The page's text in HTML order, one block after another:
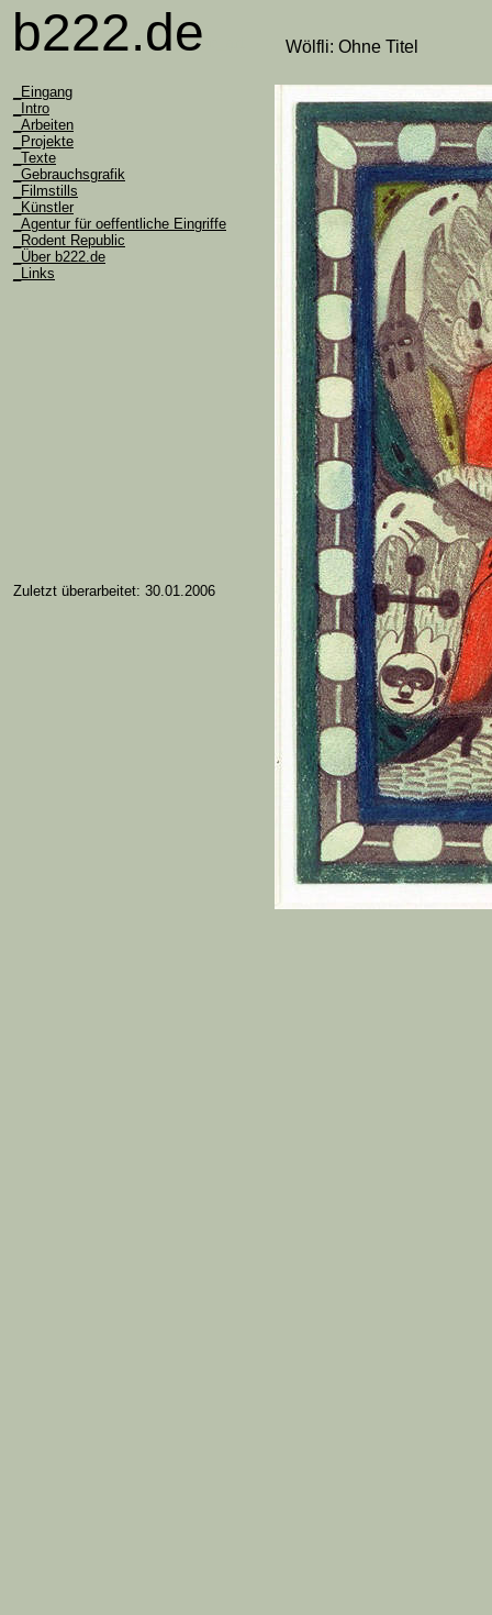
b222.de
b2222.de_contemporary_fine_art Wölfli: Ohne Titel
_Eingang
_Intro
_Arbeiten
_Projekte
_Texte
_Gebrauchsgrafik
_Filmstills
_Künstler
_Agentur für oeffentliche Eingriffe
_Rodent Republic
_Über b222.de
_Links
Zuletzt überarbeitet: 30.01.2006